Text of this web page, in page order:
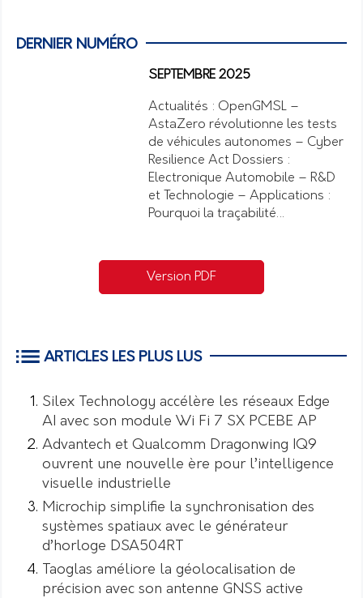
DERNIER NUMÉRO
SEPTEMBRE 2025
Actualités : OpenGMSL –
AstaZero révolutionne les tests
de véhicules autonomes – Cyber
Resilience Act Dossiers :
Electronique Automobile – R&D
et Technologie – Applications :
Pourquoi la traçabilité…
Version PDF
ARTICLES LES PLUS LUS
Silex Technology accélère les réseaux Edge
AI avec son module Wi Fi 7 SX PCEBE AP
Advantech et Qualcomm Dragonwing IQ9
ouvrent une nouvelle ère pour l’intelligence
visuelle industrielle
Microchip simplifie la synchronisation des
systèmes spatiaux avec le générateur
d’horloge DSA504RT
Taoglas améliore la géolocalisation de
précision avec son antenne GNSS active